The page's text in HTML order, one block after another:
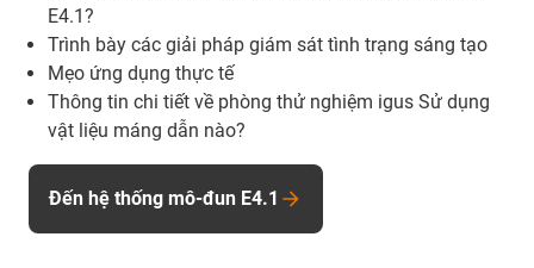
E4.1?
Trình bày các giải pháp giám sát tình trạng sáng tạo
Mẹo ứng dụng thực tế
Thông tin chi tiết về phòng thử nghiệm igus Sử dụng
vật liệu máng dẫn nào?
Đến hệ thống mô-đun E4.1